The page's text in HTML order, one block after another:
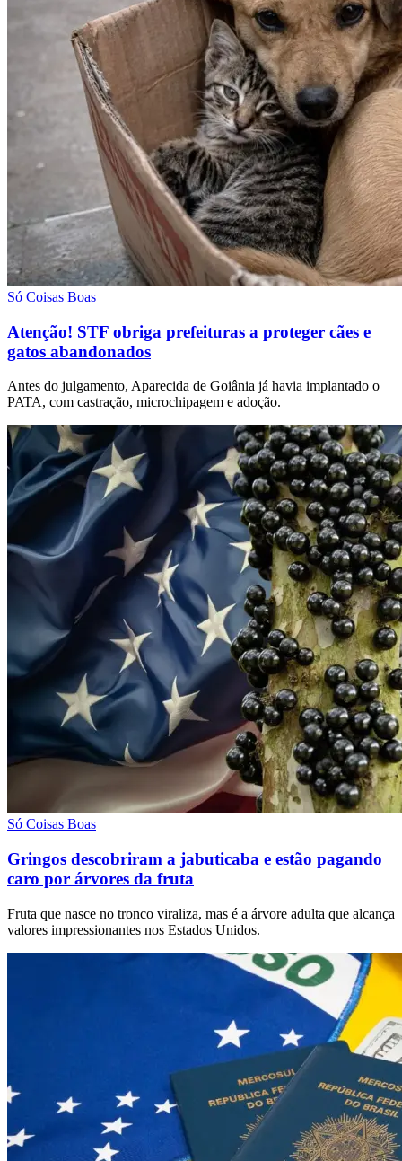
Só Coisas Boas
Atenção! STF obriga prefeituras a proteger cães e
gatos abandonados
Antes do julgamento, Aparecida de Goiânia já havia implantado o
PATA, com castração, microchipagem e adoção.
Só Coisas Boas
Gringos descobriram a jabuticaba e estão pagando
caro por árvores da fruta
Fruta que nasce no tronco viraliza, mas é a árvore adulta que alcança
valores impressionantes nos Estados Unidos.